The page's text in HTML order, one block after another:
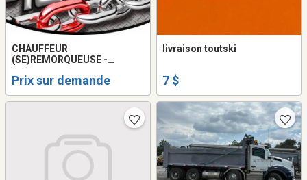
CHAUFFEUR
(SE)REMORQUEUSE -
CHAUFFEUR DE QUICK
Prix sur demande
livraison toutski
7 $